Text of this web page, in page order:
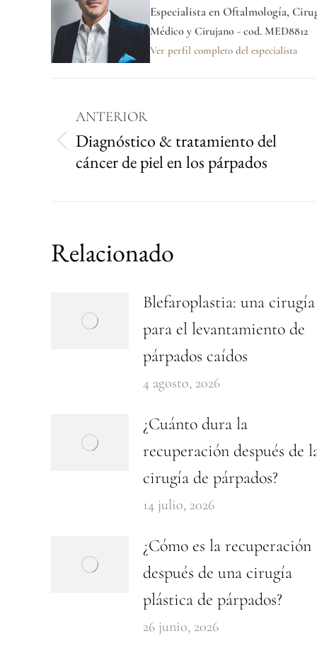
Especialista en Oftalmología,
Médico y Cirujano - cod. MED8812
Ver perfil completo del especialista
ANTERIOR
Diagnóstico & tratamiento del
cáncer de piel en los párpados
Relacionado
Blefaroplastia: una cirugía
para el levantamiento de
párpados caídos
4 agosto, 2026
¿Cuánto dura la
recuperación después de
cirugía de párpados?
14 julio, 2026
¿Cómo es la recuperación
después de una cirugía
plástica de párpados?
26 junio, 2026